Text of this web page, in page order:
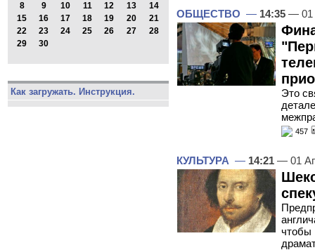
8
9 10 11 12 13
14
15
16 17 18 19 20
21
22
23 24 25 26 27
28
29
30
Как загружать. Инструкция.
ОБЩЕСТВО — 14:35 — 01
Это
457
КУЛЬТУРА — 14:21 — 01
чтобы